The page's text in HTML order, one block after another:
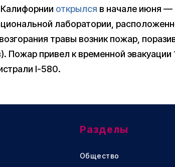
открылся в начале июня —
лаборатории,
травы возник пожар,
Пожар привел к временной
I-580.
Разделы
Общество